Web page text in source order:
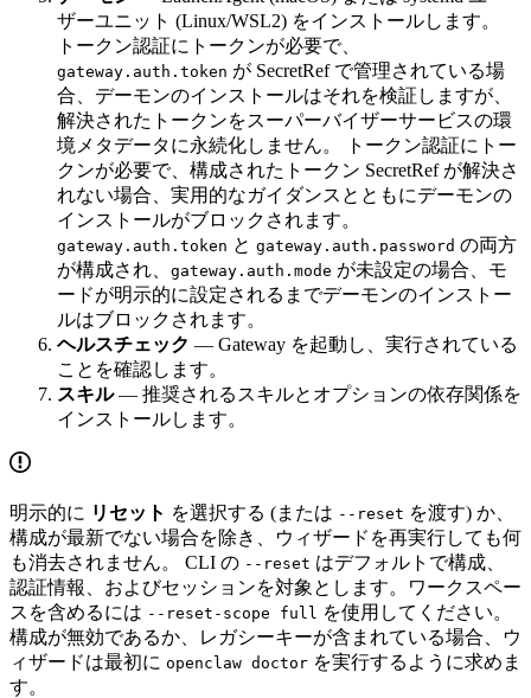
ザーユニット (Linux/WSL2) をインストールします。
トークン認証にトークンが必要で、
gateway.auth.token が SecretRef で管理されている場
合、デーモンのインストールはそれを検証しますが、
解決されたトークンをスーパーバイザーサービスの環
境メタデータに永続化しません。 トークン認証にトー
クンが必要で、構成されたトークン SecretRef が解決さ
れない場合、実用的なガイダンスとともにデーモンの
インストールがブロックされます。
gateway.auth.token と gateway.auth.password の両方
が構成され、 gateway.auth.mode が未設定の場合、モ
ードが明示的に設定されるまでデーモンのインストー
ルはブロックされます。
ヘルスチェック — Gateway を起動し、実行されている
ことを確認します。
スキル— 推奨されるスキルとオプションの依存関係を
インストールします。
明示的に リセット を選択する (または --reset を渡す) か、
構成が最新でない場合を除き、ウィザードを再実行しても何
も消去されません。 CLI の --reset はデフォルトで構成、
認証情報、およびセッションを対象とします。ワークスペー
スを含めるには --reset-scope full を使用してください。
構成が無効であるか、レガシーキーが含まれている場合、ウ
ィザードは最初に openclaw doctor を実行するように求めま
す。